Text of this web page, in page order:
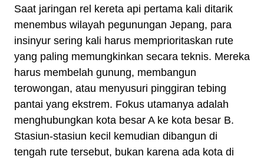
Saat jaringan rel kereta api pertama kali ditarik
menembus wilayah pegunungan Jepang, para
insinyur sering kali harus memprioritaskan rute
yang paling memungkinkan secara teknis. Mereka
harus membelah gunung, membangun
terowongan, atau menyusuri pinggiran tebing
pantai yang ekstrem. Fokus utamanya adalah
menghubungkan kota besar A ke kota besar B.
Stasiun-stasiun kecil kemudian dibangun di
tengah rute tersebut, bukan karena ada kota di